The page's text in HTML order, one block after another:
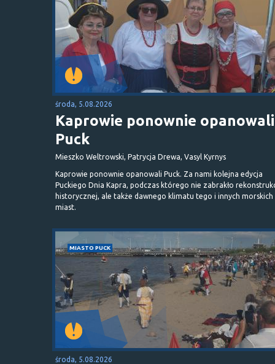
środa, 5.08.2026
Kaprowie ponownie opanowali
Puck
Mieszko Weltrowski, Patrycja Drewa, Vasyl Kyrnys
Kaprowie ponownie opanowali Puck. Za nami kolejna edycja
Puckiego Dnia Kapra, podczas którego nie zabrakło
historycznej, ale także dawnego klimatu tego i innych morskich
miast.
MIASTO PUCK
środa, 5.08.2026